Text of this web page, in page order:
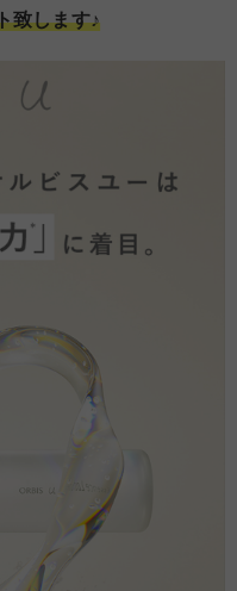
致します♪